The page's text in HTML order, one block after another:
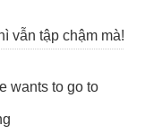
vẫn tập chậm mà!
wants to go to